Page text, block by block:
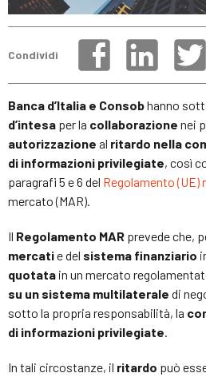
Condividi
Banca d’Italia e Consobhanno
d’intesa per la collaborazione nei
autorizzazione al ritardo nella
di informazioni privilegiate, così
paragrafi 5 e 6 del Regolamento (UE)
mercato (MAR).
Il Regolamento MAR prevede che,
mercatie del sistema finanziario
quotata in un mercato
su un sistema multilaterale di
sotto la propria responsabilità, la
di informazioni privilegiate.
In tali circostanze, il ritardo può